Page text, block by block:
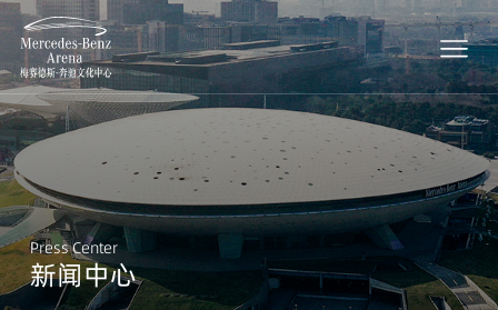
Press Center
新闻中心